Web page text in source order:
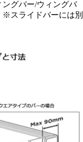
グバー/ウィングバ
※スライドバーには別